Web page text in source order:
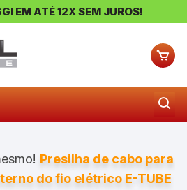
EM ATÉ 12X SEM JUROS!
Presilha de cabo para
do fio elétrico E-TUBE